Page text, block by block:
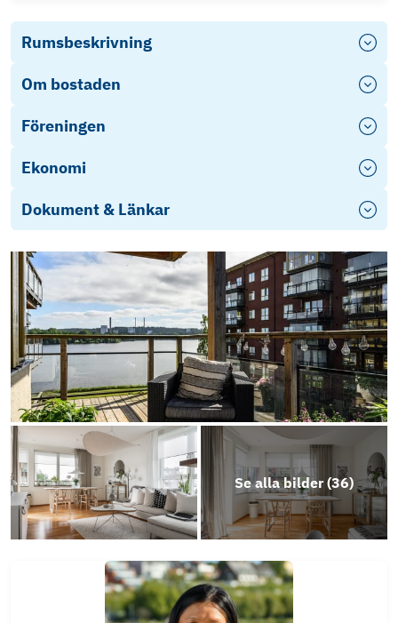
Rumsbeskrivning
Om bostaden
Föreningen
Ekonomi
Dokument & Länkar
Energideklaration
Planlösning Sjöbågen 4A
Stadgar (76)
Årsredovisning 2025 (25)
Objektsbeskrivning
Se alla bilder (36)